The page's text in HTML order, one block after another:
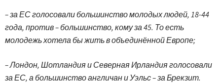
– за ЕС голосовали большинство молодых людей, 18-44
года, против – большинство, кому за 45. То есть
молодежь хотела бы жить в объединённой Европе;
– Лондон, Шотландия и Северная Ирландия голосовали
за ЕС, а большинство англичан и Уэльс – за Брекзит.